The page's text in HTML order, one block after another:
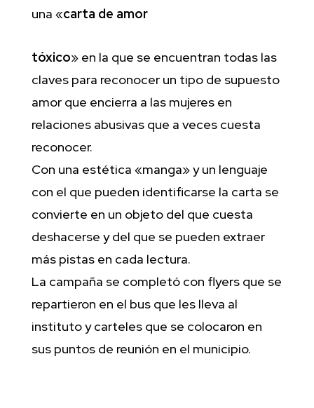
una «carta de amor
tóxico» en la que se encuentran todas las
claves para reconocer un tipo de supuesto
amor que encierra a las mujeres en
relaciones abusivas que a veces cuesta
reconocer.
Con una estética «manga» y un lenguaje
con el que pueden identificarse la carta se
convierte en un objeto del que cuesta
deshacerse y del que se pueden extraer
más pistas en cada lectura.
La campaña se completó con flyers que se
repartieron en el bus que les lleva al
instituto y carteles que se colocaron en
sus puntos de reunión en el municipio.